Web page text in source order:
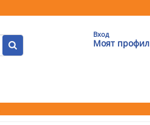
Вход
Моят профил